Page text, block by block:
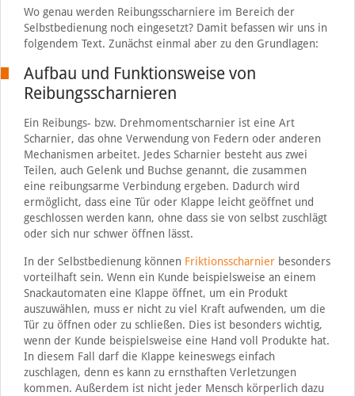
Wo genau werden Reibungsscharniere im Bereich der
Selbstbedienung noch eingesetzt? Damit befassen wir uns in
folgendem Text. Zunächst einmal aber zu den Grundlagen:
Aufbau und Funktionsweise von
Reibungsscharnieren
Ein Reibungs- bzw. Drehmomentscharnier ist eine Art
Scharnier, das ohne Verwendung von Federn oder anderen
Mechanismen arbeitet. Jedes Scharnier besteht aus zwei
Teilen, auch Gelenk und Buchse genannt, die zusammen
eine reibungsarme Verbindung ergeben. Dadurch wird
ermöglicht, dass eine Tür oder Klappe leicht geöffnet und
geschlossen werden kann, ohne dass sie von selbst zuschlägt
oder sich nur schwer öffnen lässt.
In der Selbstbedienung können Friktionsscharnierbesonders
vorteilhaft sein. Wenn ein Kunde beispielsweise an einem
Snackautomaten eine Klappe öffnet, um ein Produkt
auszuwählen, muss er nicht zu viel Kraft aufwenden, um die
Tür zu öffnen oder zu schließen. Dies ist besonders wichtig,
wenn der Kunde beispielsweise eine Hand voll Produkte hat.
In diesem Fall darf die Klappe keineswegs einfach
zuschlagen, denn es kann zu ernsthaften Verletzungen
kommen. Außerdem ist nicht jeder Mensch körperlich dazu